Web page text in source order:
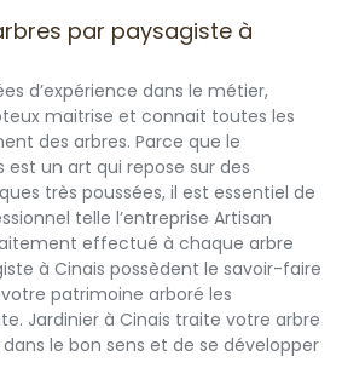
par paysagiste à
d’expérience dans le métier,
maitrise et connait toutes les
des arbres. Parce que le
un art qui repose sur des
très poussées, il est essentiel de
telle l’entreprise Artisan
effectué à chaque arbre
à Cinais possèdent le savoir-faire
patrimoine arboré les
Jardinier à Cinais traite votre arbre
dans le bon sens et de se développer